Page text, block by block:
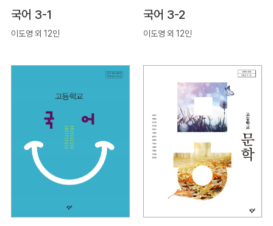
국어 3-1
이도영 외 12인
국어 3-2
이도영 외 12인